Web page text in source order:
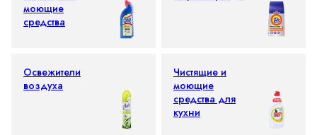
моющие
средства
Освежители
воздуха
Чистящие и
моющие
средства для
кухни